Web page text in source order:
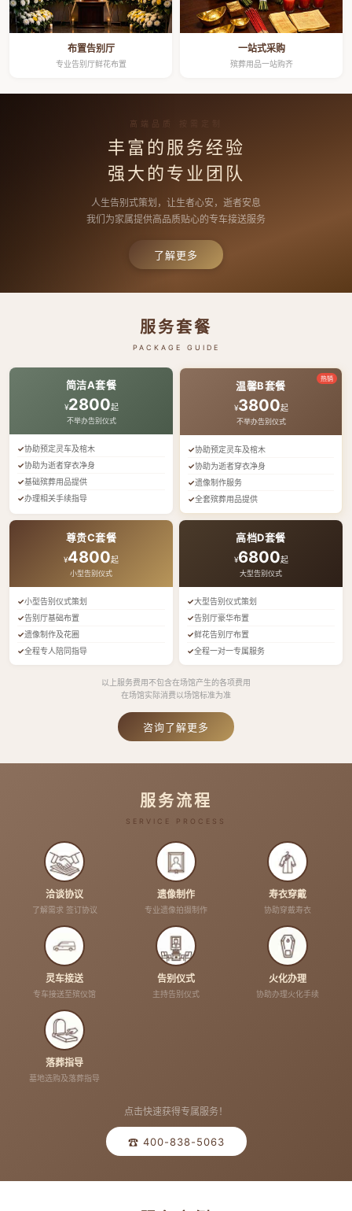
布置告别厅
专业告别厅鲜花布置
一站式采购
殡葬用品一站购齐
高端品质 按需定制
丰富的服务经验
强大的专业团队
人生告别式策划，让生者心安，逝者安息
我们为家属提供高品质贴心的专车接送服务
了解更多
服务套餐
PACKAGE GUIDE
简洁A套餐
¥2800起
不举办告别仪式
协助预定灵车及棺木
协助为逝者穿衣净身
基础殡葬用品提供
办理相关手续指导
热销
温馨B套餐
¥3800起
不举办告别仪式
协助预定灵车及棺木
协助为逝者穿衣净身
遗像制作服务
全套殡葬用品提供
尊贵C套餐
¥4800起
小型告别仪式
小型告别仪式策划
告别厅基础布置
遗像制作及花圈
全程专人陪同指导
高档D套餐
¥6800起
大型告别仪式
大型告别仪式策划
告别厅豪华布置
鲜花告别厅布置
全程一对一专属服务
以上服务费用不包含在场馆产生的各项费用
在场馆实际消费以场馆标准为准
咨询了解更多
服务流程
SERVICE PROCESS
洽谈协议
了解需求 签订协议
遗像制作
专业遗像拍摄制作
寿衣穿戴
协助穿戴寿衣
灵车接送
专车接送至殡仪馆
告别仪式
主持告别仪式
火化办理
协助办理火化手续
落葬指导
墓地选购及落葬指导
点击快速获得专属服务！
☎ 400-838-5063